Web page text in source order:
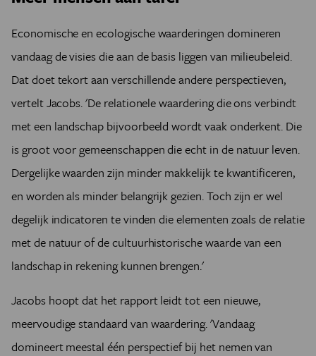
Economische en ecologische waarderingen domineren
vandaag de visies die aan de basis liggen van milieubeleid.
Dat doet tekort aan verschillende andere perspectieven,
vertelt Jacobs. 'De relationele waardering die ons verbindt
met een landschap bijvoorbeeld wordt vaak onderkent. Die
is groot voor gemeenschappen die echt in de natuur leven.
Dergelijke waarden zijn minder makkelijk te kwantificeren,
en worden als minder belangrijk gezien. Toch zijn er wel
degelijk indicatoren te vinden die elementen zoals de relatie
met de natuur of de cultuurhistorische waarde van een
landschap in rekening kunnen brengen.'
Jacobs hoopt dat het rapport leidt tot een nieuwe,
meervoudige standaard van waardering. 'Vandaag
domineert meestal één perspectief bij het nemen van